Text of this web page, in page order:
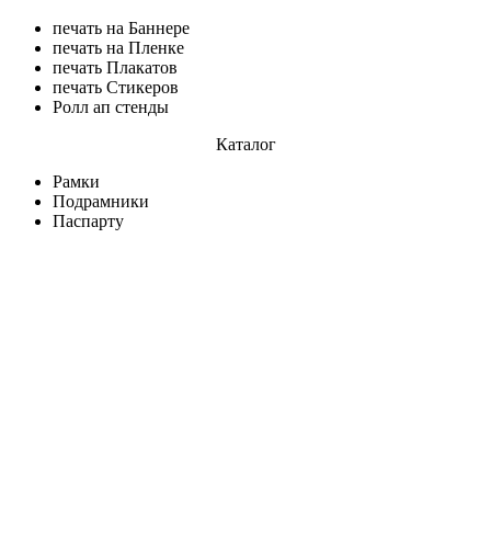
печать на Баннере
печать на Пленке
печать Плакатов
печать Стикеров
Ролл ап стенды
Каталог
Рамки
Подрамники
Паспарту